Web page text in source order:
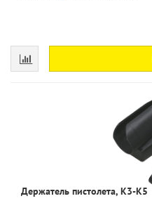
Держатель пистолета, K3-K5